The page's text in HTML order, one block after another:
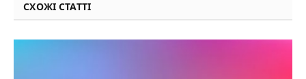
СХОЖІ СТАТТІ